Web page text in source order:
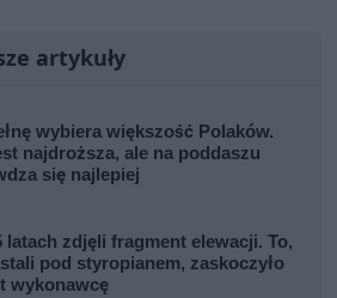
artykuły
wybiera większość Polaków.
najdroższa, ale na poddaszu
się najlepiej
latach zdjęli fragment elewacji. To,
pod styropianem, zaskoczyło
wykonawcę